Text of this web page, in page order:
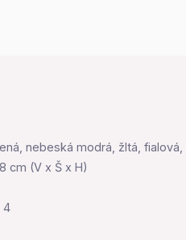
nebeská modrá, žltá,
cm (V x Š x H)
4